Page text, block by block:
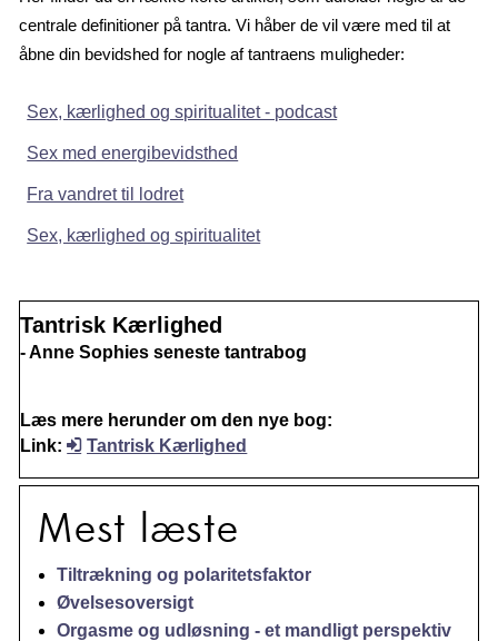
centrale definitioner på tantra. Vi håber de vil være med til at
åbne din bevidshed for nogle af tantraens muligheder:
Sex, kærlighed og spiritualitet - podcast
Sex med energibevidsthed
Fra vandret til lodret
Sex, kærlighed og spiritualitet
Tantrisk Kærlighed
- Anne Sophies seneste tantrabog
Læs mere herunder om den nye bog:
Link:
Tantrisk Kærlighed
Mest læste
Tiltrækning og polaritetsfaktor
Øvelsesoversigt
Orgasme og udløsning - et mandligt perspektiv